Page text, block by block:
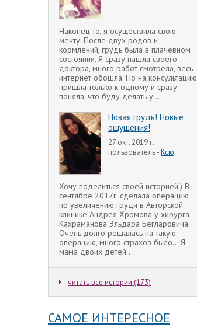
Наконец то, я осуществила свою
мечту. После двух родов и
кормлений, грудь была в плачевном
состоянии. Я сразу нашла своего
доктора, много работ смотрела, весь
интернет обошла. Но на консультацию
пришла только к одному и сразу
поняла, что буду делать у...
Новая грудь! Новые
ощущения!
27 окт. 2019 г.
пользователь -Ксю
Хочу поделиться своей историей.) В
сентябре 2017г. сделала операцию
по увеличению груди в Авторской
клинике Андрея Хромова у хирурга
Кахраманова Эльдара Бегларовича.
Очень долго решалась на такую
операцию, много страхов было... Я
мама двоих детей...
читать все истории (173)
САМОЕ ИНТЕРЕСНОЕ